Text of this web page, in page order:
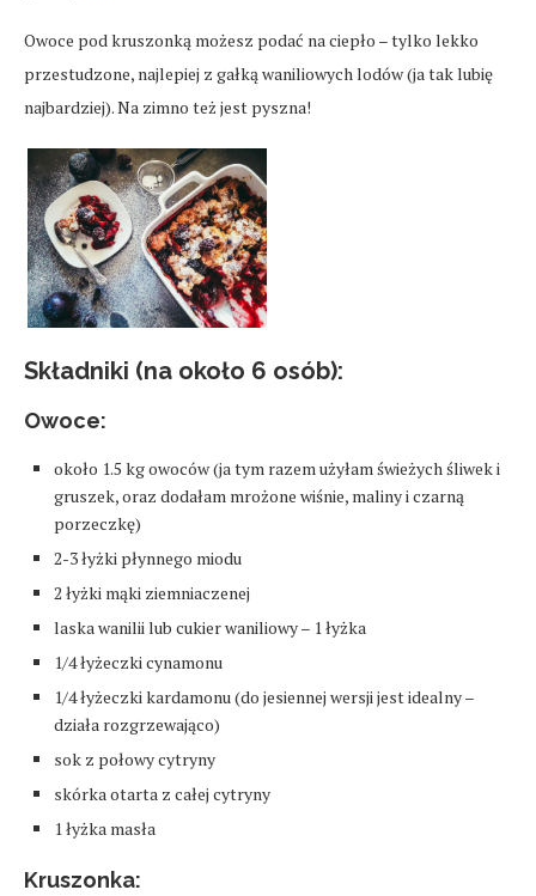
Owoce pod kruszonką możesz podać na ciepło – tylko lekko
przestudzone, najlepiej z gałką waniliowych lodów (ja tak lubię
najbardziej). Na zimno też jest pyszna!
Składniki (na około 6 osób):
Owoce:
około 1.5 kg owoców (ja tym razem użyłam świeżych śliwek i
gruszek, oraz dodałam mrożone wiśnie, maliny i czarną
porzeczkę)
2-3 łyżki płynnego miodu
2 łyżki mąki ziemniaczenej
laska wanilii lub cukier waniliowy – 1 łyżka
1/4 łyżeczki cynamonu
1/4 łyżeczki kardamonu (do jesiennej wersji jest idealny –
działa rozgrzewająco)
sok z połowy cytryny
skórka otarta z całej cytryny
1 łyżka masła
Kruszonka: